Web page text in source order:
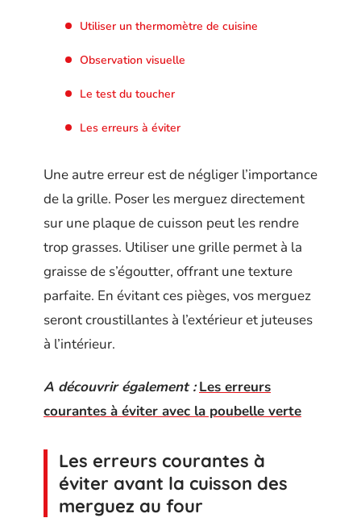
Utiliser un thermomètre de cuisine
Observation visuelle
Le test du toucher
Les erreurs à éviter
Une autre erreur est de négliger l’importance
de la grille. Poser les merguez directement
sur une plaque de cuisson peut les rendre
trop grasses. Utiliser une grille permet à la
graisse de s’égoutter, offrant une texture
parfaite. En évitant ces pièges, vos merguez
seront croustillantes à l’extérieur et juteuses
à l’intérieur.
A découvrir également : Les erreurs
courantes à éviter avec la poubelle verte
Les erreurs courantes à
éviter avant la cuisson des
merguez au four